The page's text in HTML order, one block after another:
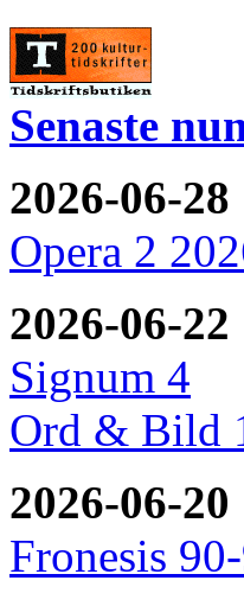
Senaste
2026-06-28
Opera 2
2026-06-22
Signum 4
Ord & Bild
2026-06-20
Fronesis